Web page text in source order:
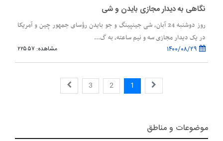
نگاهی به دیدار مجازی بایدن و شی
روز دوشنبه 24 آبان، شی جینپینگ و جو بایدن رؤسای جمهور چین و آمریکا
در یک دیدار مجازی سه و نیم ساعته، به گ...
مشاهده: ۲۲۵۵۷
1
2
3
موضوعات و مناطق